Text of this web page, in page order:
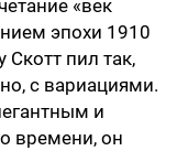
«век
эпохи 1910
Скотт пил так,
с вариациями.
и
времени, он